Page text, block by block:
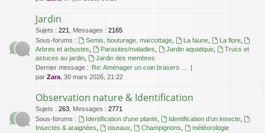
Jardin
Sujets : 221 Messages : 2165
Sous-forums :
Semis, bouturage, marcottage, La faune, La flore,
Arbres et arbustes
Parasites/maladies Jardin aquatique,
Trucs et
astuces au jardin
Jardin des membres
Dernier message : Re: Aménager un coin brasero …
par Zara , 30 mars 2026, 21:22
Observation nature & Identification
Sujets : 263 Messages : 2771
Sous-forums :
Identification d'une plante, Identification d'un insecte,
Insectes & araignées
oiseaux Champignons
météorologie